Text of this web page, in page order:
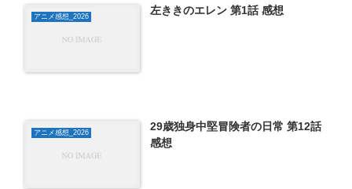
アニメ感想_2026 左ききのエレン 第1話 感想
アニメ感想_2026
29歳独身中堅冒険者の日常 第12話
感想